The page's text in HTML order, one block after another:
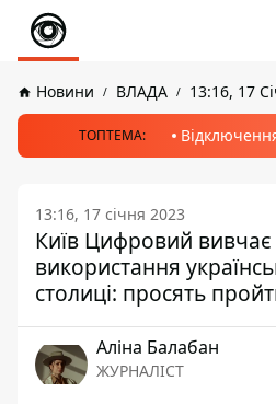
Новини ВЛАДА 13:16, 17
ТОПТЕМА:
13:16, 17 січня 2023
Київ Цифровий
використання
столиці: просять
Аліна Балабан
ЖУРНАЛІСТ